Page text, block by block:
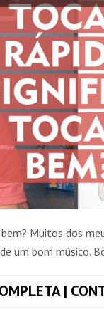
Muitos dos
um bom músico.
|